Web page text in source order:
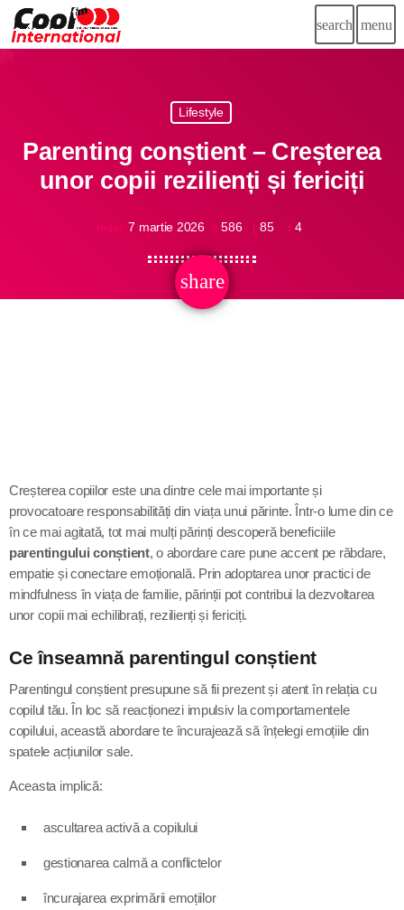
search menu
close
PUBLICITATE
play_arrow
CooL FM International
Publicitate
Video
Contact
Urmează la radio
Lifestyle
Parenting conștient – Creșterea
unor copii rezilienți și fericiți
today 7 martie 2026 586 85 4
share
email
Creșterea copiilor este una dintre cele mai importante și
provocatoare responsabilități din viața unui părinte. Într-o lume din ce
în ce mai agitată, tot mai mulți părinți descoperă beneficiile
parentingului conștient, o abordare care pune accent pe răbdare,
empatie și conectare emoțională. Prin adoptarea unor practici de
mindfulness în viața de familie, părinții pot contribui la dezvoltarea
unor copii mai echilibrați, rezilienți și fericiți.
Ce înseamnă parentingul conștient
Parentingul conștient presupune să fii prezent și atent în relația cu
copilul tău. În loc să reacționezi impulsiv la comportamentele
copilului, această abordare te încurajează să înțelegi emoțiile din
spatele acțiunilor sale.
Aceasta implică:
ascultarea activă a copilului
gestionarea calmă a conflictelor
încurajarea exprimării emoțiilor